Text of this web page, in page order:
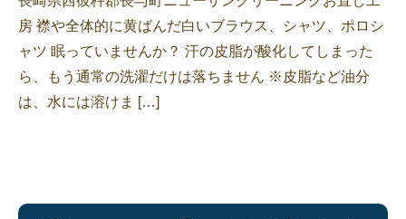
房 襟や全体的に黄ばんだ白いブラウス、シャツ、ポロシ
ャツ 眠っていませんか？ 汗の皮脂が酸化してしまった
ら、もう通常の洗濯だけは落ちません ※皮脂など油分
は、水には溶けま […]